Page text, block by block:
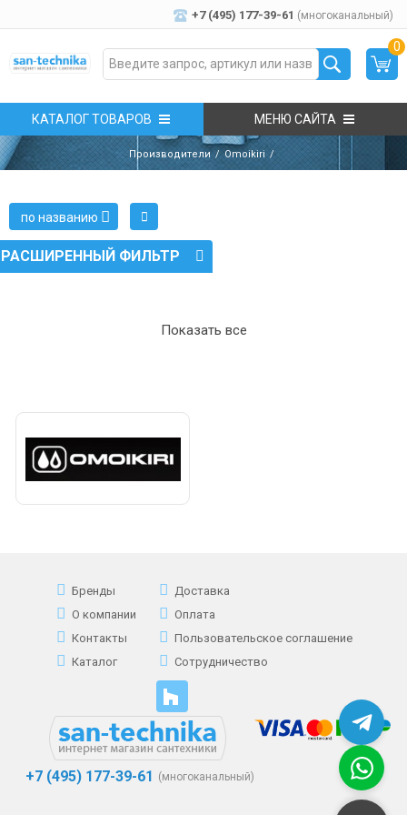
+7 (495) 177-39-61 (многоканальный)
0
КАТАЛОГ ТОВАРОВ МЕНЮ САЙТА
Производители Omoikiri
РАСШИРЕННЫЙ ФИЛЬТР
по названию
Показать все
Бренды
О компании
Контакты
Каталог
Доставка
Оплата
Пользовательское соглашение
Сотрудничество
+7 (495) 177-39-61 (многоканальный)